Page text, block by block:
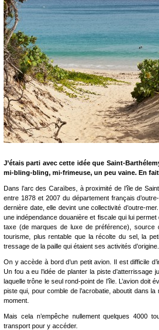
J’étais parti avec cette idée que Saint-
mi-bling-bling, mi-frimeuse, un peu vaine. En
Dans l’arc des Caraïbes, à proximité de l’île de
entre 1878 et 2007 du département français
dernière date, elle devint une collectivité d’outre-
une indépendance douanière et fiscale qui lui
taxe (de marques de luxe de préférence), source
tourisme, plus rentable que la récolte du sel, la
tressage de la paille qui étaient ses activités d’origine.
On y accède à bord d’un petit avion. Il est difficile
Un fou a eu l’idée de planter la piste d’atterrissage
laquelle trône le seul rond-point de l’île. L’avion doit
piste qui, pour comble de l’acrobatie, aboutit dans
moment.
Mais cela n’empêche nullement quelques 4000
transport pour y accéder.